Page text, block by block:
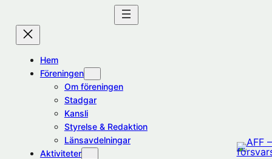
innehåll
Hem
Föreningen
Om föreningen
Stadgar
Kansli
Styrelse & Redaktion
Länsavdelningar
Aktiviteter